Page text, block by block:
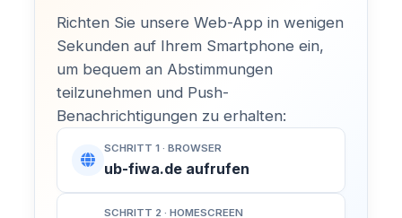
Richten Sie unsere Web-App in wenigen
Sekunden auf Ihrem Smartphone ein,
um bequem an Abstimmungen
teilzunehmen und Push-
Benachrichtigungen zu erhalten:
SCHRITT 1 · BROWSER
ub-fiwa.de aufrufen
SCHRITT 2 · HOMESCREEN
KATEGORIE
Veranstaltungstitel
DATUM UHRZEIT
-
Kommunalpolitik entscheidet über den
Spielplatz um die Ecke, neue
Radwege und die Entwicklung unserer
Sängerstadt. Bei uns engagieren sich
Bürger für Bürger – ganz ohne
Parteibuch, Fraktionszwang oder
ideologische Vorgaben.